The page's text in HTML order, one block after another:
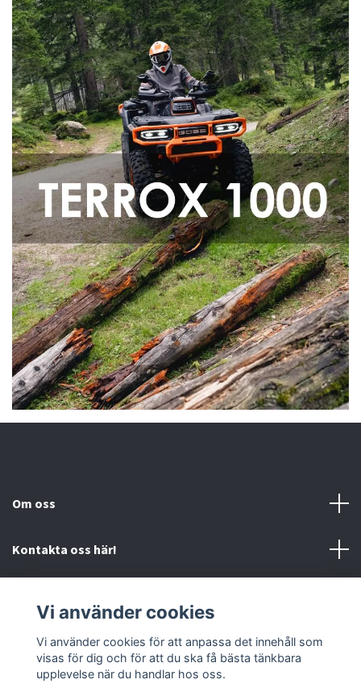
Om oss
Kontakta oss här!
Sociala medier
Vi använder cookies
Vi använder cookies för att anpassa det innehåll som
visas för dig och för att du ska få bästa tänkbara
upplevelse när du handlar hos oss.